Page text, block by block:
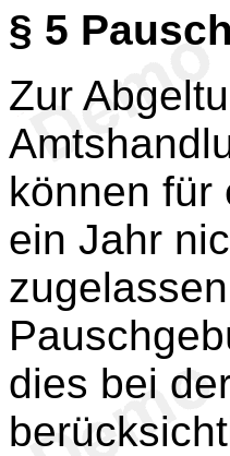
§ 5
Zur
können für
ein Jahr
dies bei